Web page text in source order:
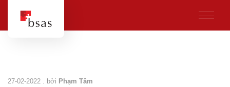
27-02-2022 . bởi Phạm Tâm